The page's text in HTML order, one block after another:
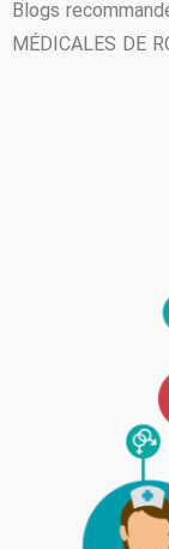
Blogs
MÉDICALES DE